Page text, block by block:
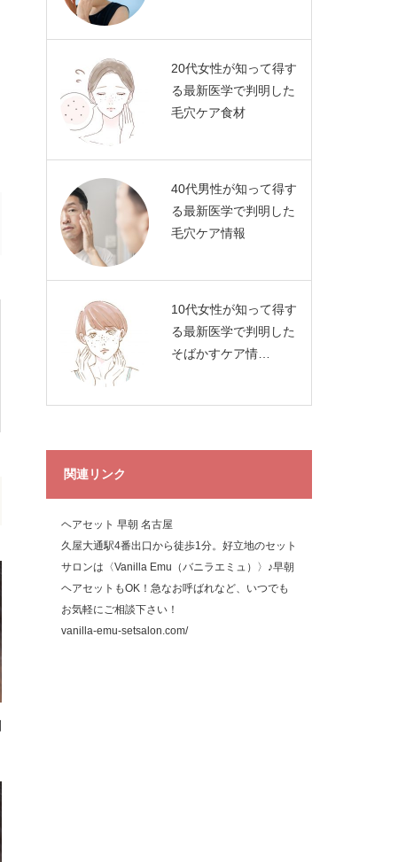
20代女性が知って得す
る最新医学で判明した
毛穴ケア食材
40代男性が知って得す
る最新医学で判明した
毛穴ケア情報
10代女性が知って得す
る最新医学で判明した
そばかすケア情…
関連リンク
ヘアセット 早朝 名古屋
久屋大通駅4番出口から徒歩1分。好立地のセット
サロンは〈Vanilla Emu（バニラエミュ）〉♪早朝
ヘアセットもOK！急なお呼ばれなど、いつでも
お気軽にご相談下さい！
vanilla-emu-setsalon.com/